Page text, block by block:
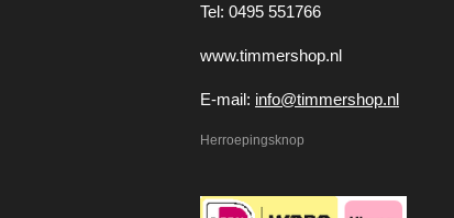
Tel: 0495 551766
www.timmershop.nl
E-mail: info@timmershop.nl
Herroepingsknop